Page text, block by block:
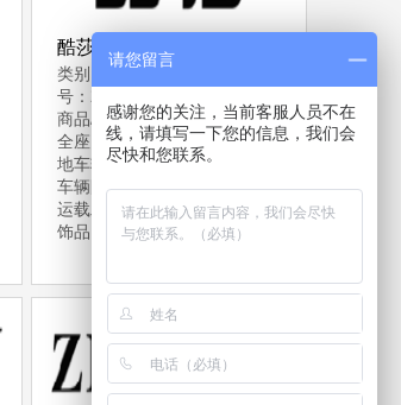
酷莎 KUSHA
类别：第12类-运输工具。注册
号：25725509。
商品/服务列表：婴儿车,儿童安
全座（运载工具用）,自行车,陆
地车辆联动机件,汽车,摩托车,
车辆防盗设备,运载工具用轮胎,
运载工具座椅套,运载工具内装
饰品
请您留言
感谢您的关注，当前客服人员不在
线，请填写一下您的信息，我们会
尽快和您联系。